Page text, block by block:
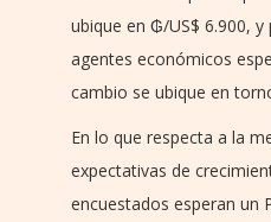
ubique en ₲/US$ 6.900,
agentes económicos
cambio se ubique en
En lo que respecta a la
expectativas de
encuestados esperan un